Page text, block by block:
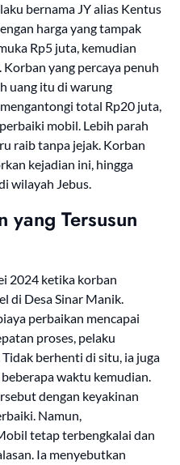
bernama JY alias Kentus
harga yang tampak
Rp5 juta, kemudian
yang percaya penuh
uang itu di warung
total Rp20 juta,
mobil. Lebih parah
raib tanpa jejak. Korban
kejadian ini, hingga
wilayah Jebus.
yang Tersusun
2024 ketika korban
di Desa Sinar Manik.
perbaikan mencapai
proses, pelaku
berhenti di situ, ia juga
waktu kemudian.
dengan keyakinan
Namun,
tetap terbengkalai dan
Ia menyebutkan